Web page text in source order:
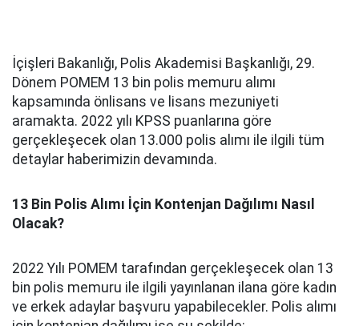
İçişleri Bakanlığı, Polis Akademisi Başkanlığı, 29.
Dönem POMEM 13 bin polis memuru alımı
kapsamında önlisans ve lisans mezuniyeti
aramakta. 2022 yılı KPSS puanlarına göre
gerçekleşecek olan 13.000 polis alımı ile ilgili tüm
detaylar haberimizin devamında.
13 Bin Polis Alımı İçin Kontenjan Dağılımı Nasıl
Olacak?
2022 Yılı POMEM tarafından gerçekleşecek olan 13
bin polis memuru ile ilgili yayınlanan ilana göre kadın
ve erkek adaylar başvuru yapabilecekler. Polis alımı